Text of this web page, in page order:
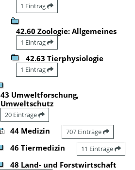
1 Eintrag
42.60 Zoologie: Allgemeines
1 Eintrag
42.63 Tierphysiologie
1 Eintrag
43 Umweltforschung,
Umweltschutz
20 Einträge
44 Medizin 707 Einträge
46 Tiermedizin 11 Einträge
48 Land- und Forstwirtschaft